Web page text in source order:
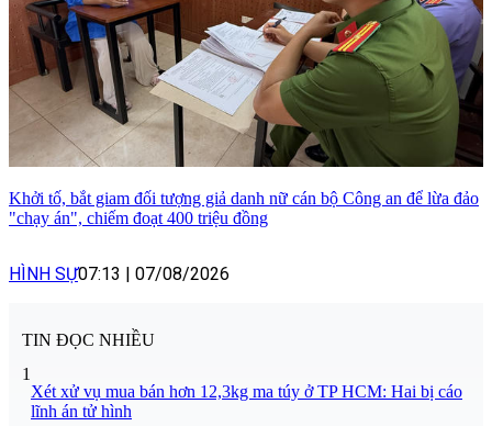
Khởi tố, bắt giam đối tượng giả danh nữ cán bộ Công an để lừa đảo
"chạy án", chiếm đoạt 400 triệu đồng
HÌNH SỰ07:13 | 07/08/2026
TIN ĐỌC NHIỀU
1
Xét xử vụ mua bán hơn 12,3kg ma túy ở TP HCM: Hai bị cáo
lĩnh án tử hình